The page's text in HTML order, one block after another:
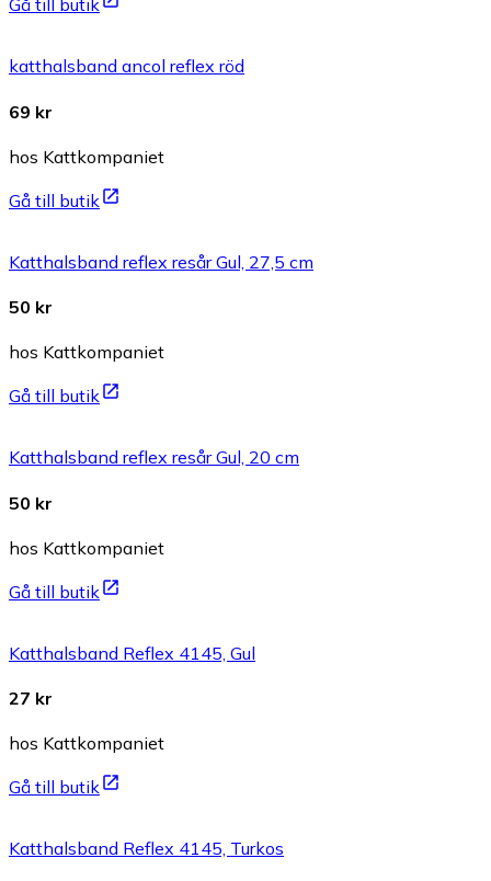
Gå till butik
katthalsband ancol reflex röd
69 kr
hos Kattkompaniet
Gå till butik
Katthalsband reflex resår Gul, 27,5 cm
50 kr
hos Kattkompaniet
Gå till butik
Katthalsband reflex resår Gul, 20 cm
50 kr
hos Kattkompaniet
Gå till butik
Katthalsband Reflex 4145, Gul
27 kr
hos Kattkompaniet
Gå till butik
Katthalsband Reflex 4145, Turkos